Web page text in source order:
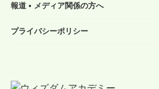
報道 • メディア関係の方へ
プライバシーポリシー